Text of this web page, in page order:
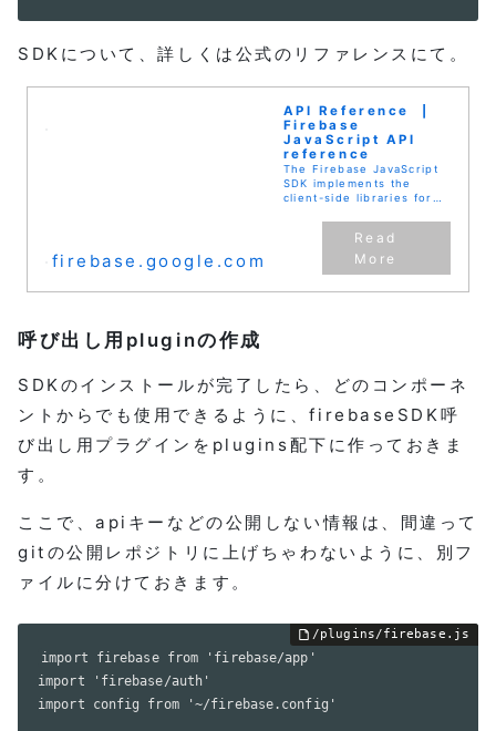
SDKについて、詳しくは公式のリファレンスにて。
API Reference |
Firebase
JavaScript API
reference
The Firebase JavaScript
SDK implements the
client-side libraries for
firebase.google.com
呼び出し用pluginの作成
SDKのインストールが完了したら、どのコンポーネ
ントからでも使用できるように、firebaseSDK呼
び出し用プラグインをplugins配下に作っておきま
す。
ここで、apiキーなどの公開しない情報は、間違って
gitの公開レポジトリに上げちゃわないように、別フ
ァイルに分けておきます。
import firebase from 'firebase/app'
import 'firebase/auth'
import config from '~/firebase.config'